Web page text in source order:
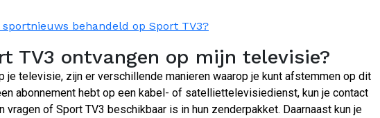
behandeld op Sport TV3?
TV3 ontvangen op mijn televisie?
je televisie, zijn er verschillende manieren waarop je kunt afstemmen op dit
abonnement hebt op een kabel- of satelliettelevisiedienst, kun je contact
vragen of Sport TV3 beschikbaar is in hun zenderpakket. Daarnaast kun je